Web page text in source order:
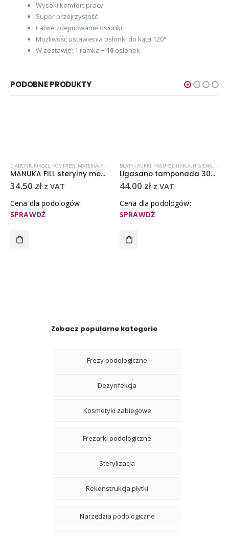
Wysoki komfort pracy
Super przejrzystość
Łatwe zdejmowanie osłonki
Możliwość ustawienia osłonki do kąta 120°
W zestawie: 1 ramka +10 osłonek
PODOBNE PRODUKTY
I BANDAŻE,PĘKAJĄCE PIĘTY
,OKULARY, PRZYŁBICE, MASECZKI I AKCESORIA
DIABETYK, KIKGEL, KOMPRESY, MATERIAŁY OPATRUNKOWE I HIGIENICZNE ,MIÓD MANUKA,
MANUKA FILL sterylny medyczny miód Manuka 15 g
34.50 zł z VAT
Cena dla podologów:
SPRAWDŹ
BLATY I RURKI, HALUKSY, HAPLA, HIGIENA,
Ligasano tamponada 300 x 5 x 0,3cm
44.00 zł z VAT
Cena dla podologów:
SPRAWDŹ
Zobacz popularne kategorie
Frezy podologiczne
Dezynfekcja
Kosmetyki zabiegowe
Frezarki podologiczne
Sterylizacja
Rekonstrukcja płytki
Narzędzia podologiczne